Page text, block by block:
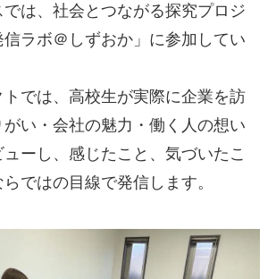
は、社会とつながる探究プロジ
信ラボ＠しずおか」に参加してい
トでは、高校生が実際に企業を訪
い・会社の魅力・働く人の想い
ーし、感じたこと、気づいたこ
ではの目線で発信します。